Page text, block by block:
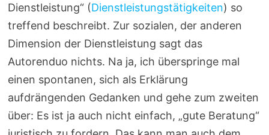
Dienstleistung“ (Dienstleistungstätigkeiten) so
treffend beschreibt. Zur sozialen, der anderen
Dimension der Dienstleistung sagt das
Autorenduo nichts. Na ja, ich überspringe mal
einen spontanen, sich als Erklärung
aufdrängenden Gedanken und gehe zum zweiten
über: Es ist ja auch nicht einfach, „gute Beratung“